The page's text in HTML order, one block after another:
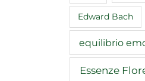
Edward Bach
equilibrio
Essenze